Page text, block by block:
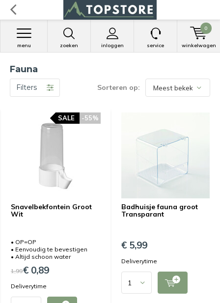
zoeken inloggen
menu service winkelwagen
0
Fauna
Filters Sorteren op:
Snavelbekfontein Groot
Wit
-55%
SALE
• OP=OP
• Eenvoudig te bevestigen
• Altijd schoon water
1,99€ 0,89
Deliverytime
Badhuisje fauna groot
Transparant
€ 5,99
Deliverytime